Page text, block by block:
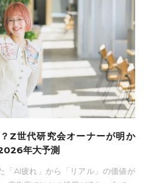
Z世代研究会オーナーが明か
年大予測
「AI疲れ」から「リアル」の価値が